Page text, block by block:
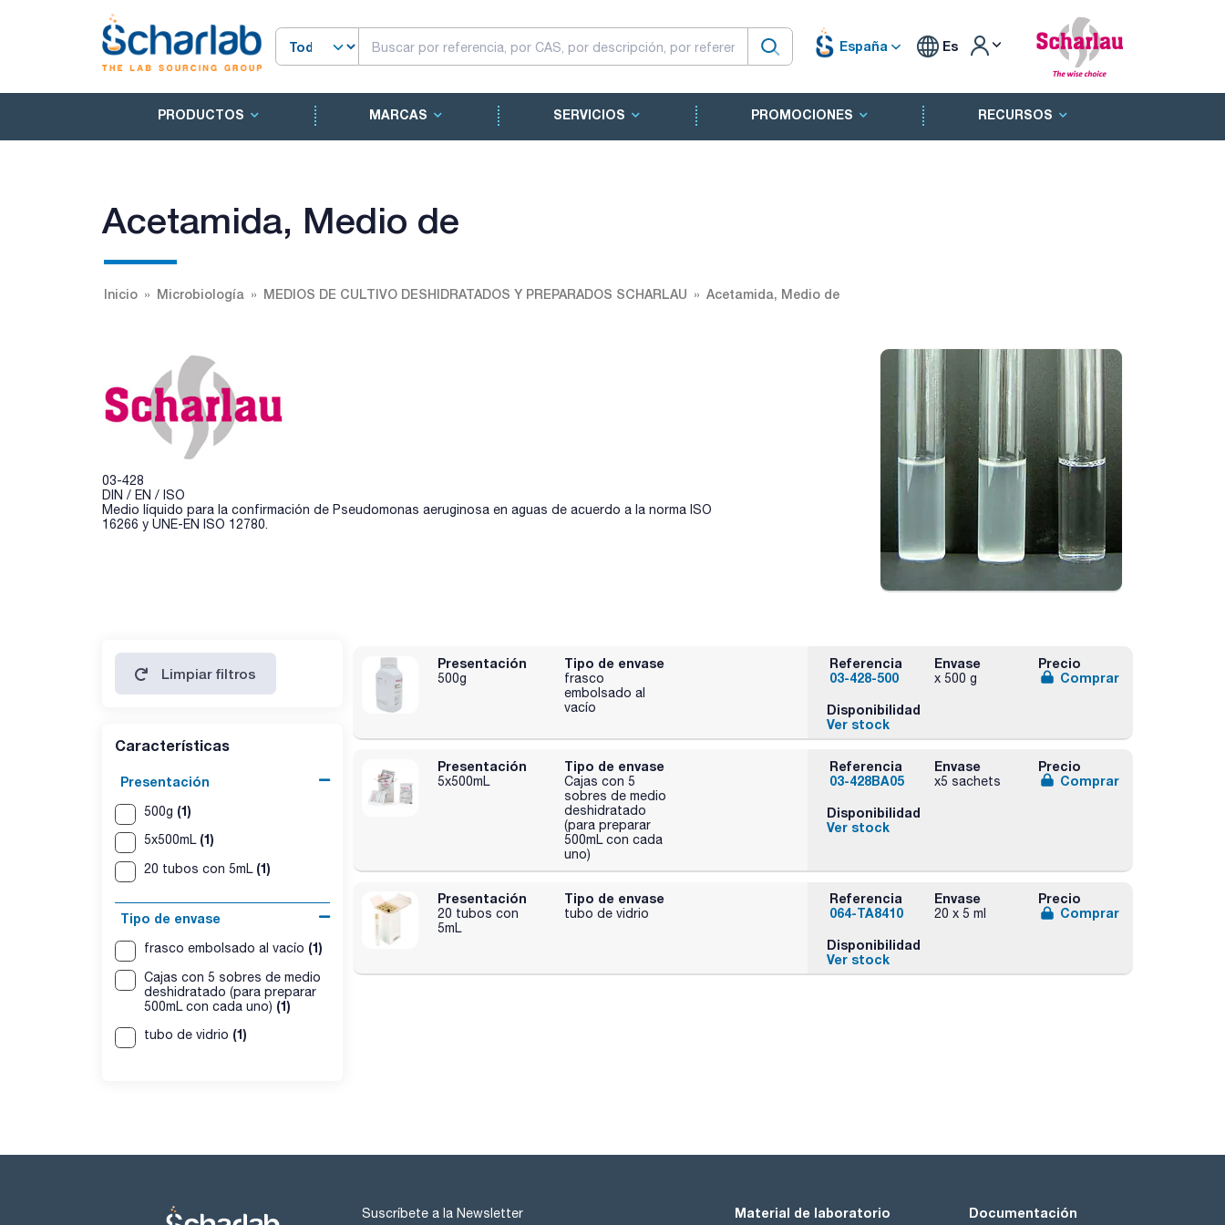
España Es
PRODUCTOS MARCAS SERVICIOS PROMOCIONES RECURSOS
Acetamida, Medio de
Inicio Microbiología MEDIOS DE CULTIVO DESHIDRATADOS Y PREPARADOS SCHARLAU Acetamida, Medio de
03-428
DIN / EN / ISO
Medio líquido para la confirmación de Pseudomonas aeruginosa en aguas de acuerdo a la norma ISO
16266 y UNE-EN ISO 12780.
Limpiar filtros
Características
Presentación
500g (1)
5x500mL (1)
20 tubos con 5mL (1)
Tipo de envase
frasco embolsado al vacío (1)
Cajas con 5 sobres de medio
deshidratado (para preparar
500mL con cada uno) (1)
tubo de vidrio (1)
Presentación
500g
Tipo de envase
frasco
embolsado al
vacío
Referencia
03-428-500
Envase
x 500 g
Precio
Comprar
Disponibilidad
Ver stock
Presentación
5x500mL
Tipo de envase
Cajas con 5
sobres de medio
deshidratado
(para preparar
500mL con cada
uno)
Referencia
03-428BA05
Envase
x5 sachets
Precio
Comprar
Disponibilidad
Ver stock
Presentación
20 tubos con
5mL
Tipo de envase
tubo de vidrio
Referencia
064-TA8410
Envase
20 x 5 ml
Precio
Comprar
Disponibilidad
Ver stock
Suscríbete a la Newsletter Material de laboratorio Documentación